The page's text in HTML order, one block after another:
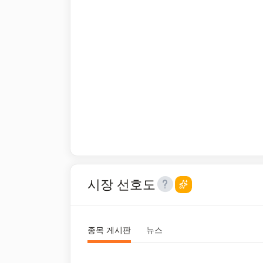
시장 선호도
종목 게시판 뉴스